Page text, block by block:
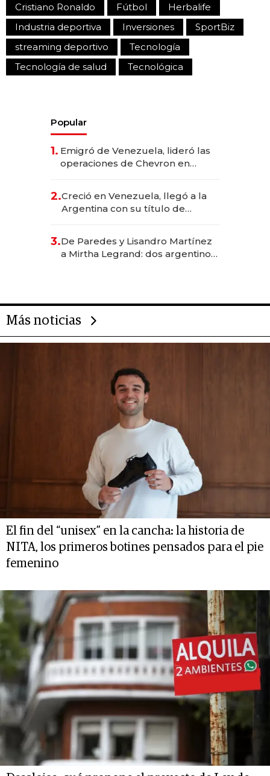
Cristiano Ronaldo Fútbol
Herbalife
Industria deportiva
Inversiones
SportBiz
streaming deportivo
Tecnología
Tecnología de salud
Tecnológica
Popular
1. Emigró de Venezuela, lideró las
operaciones de Chevron en
2.Creció en Venezuela, llegó a la
Argentina con su título de
las marcas "fast premium"
3.De Paredes y Lisandro Martínez
a Mirtha Legrand: dos argentinos
Más noticias
El fin del “unisex” en la cancha: la historia de
NITA, los primeros botines pensados para el pie
femenino